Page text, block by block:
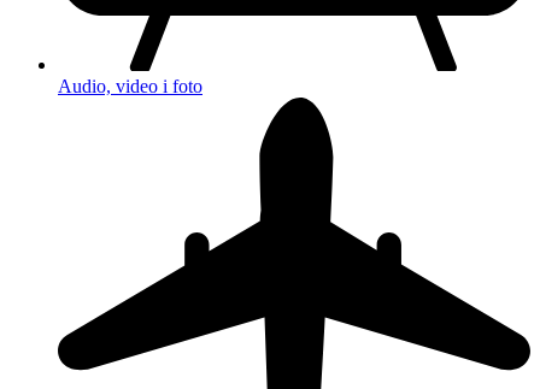
Audio, video i foto